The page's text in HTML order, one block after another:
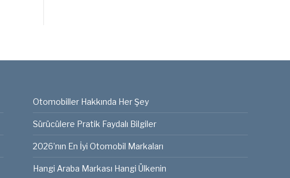
Otomobiller Hakkında Her Şey
Sürücülere Pratik Faydalı Bilgiler
2026’nın En İyi Otomobil Markaları
Hangi Araba Markası Hangi Ülkenin